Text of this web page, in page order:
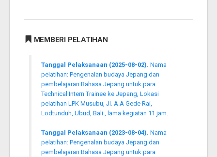
MEMBERI PELATIHAN
Tanggal Pelaksanaan (2025-08-02). Nama
pelatihan: Pengenalan budaya Jepang dan
pembelajaran Bahasa Jepang untuk para
Technical Intern Trainee ke Jepang, Lokasi
pelatihan LPK Musubu, Jl. A.A Gede Rai,
Lodtunduh, Ubud, Bali., lama kegiatan 11 jam.
Tanggal Pelaksanaan (2023-08-04). Nama
pelatihan: Pengenalan budaya Jepang dan
pembelajaran Bahasa Jepang untuk para